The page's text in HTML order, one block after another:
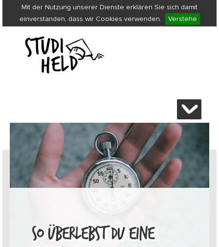
Mit der Nutzung unserer Dienste erklären Sie sich damit
einverstanden, dass wir Cookies verwenden.
Verstehe
SO ÜBERLEBST DU EINE